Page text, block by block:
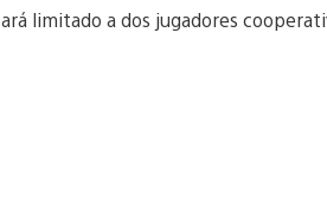
limitado a dos jugadores